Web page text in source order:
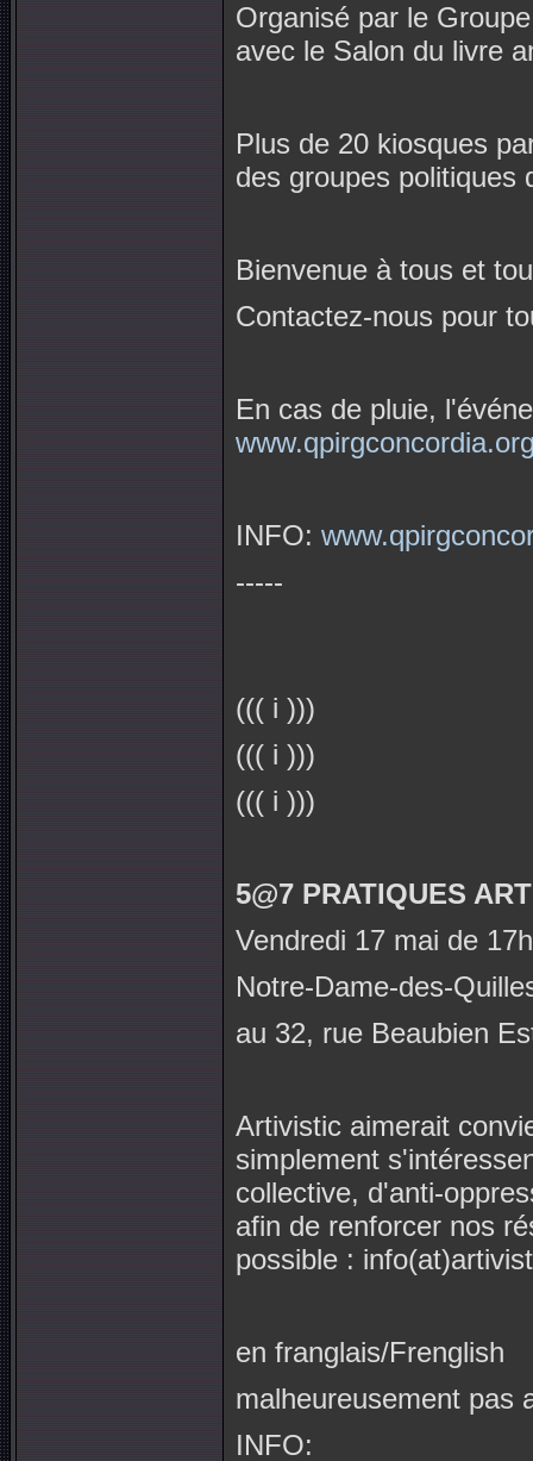
Organisé par le
avec le Salon du livre
Plus de 20 kiosques
des groupes politiques
Bienvenue à tous et
Contactez-nous pour
En cas de pluie,
INFO:
-----
((( i )))
((( i )))
((( i )))
5@7 PRATIQUES
Vendredi 17 mai de
Notre-Dame-des-
au 32, rue Beaubien
Artivistic aimerait
simplement
collective, d'anti-
afin de renforcer nos
possible :
en franglais/Frenglish
malheureusement pas
INFO: